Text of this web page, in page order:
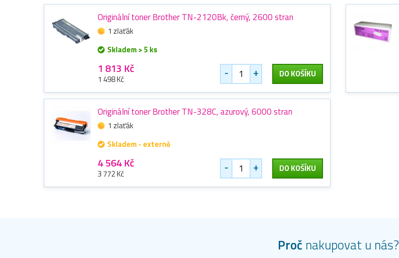
Originální toner Brother TN-2120Bk, černý, 2600 stran
1 zlaťák
Skladem > 5 ks
1 813 Kč
1 498 Kč - + DO KOŠÍKU
Originální toner Brother TN-328C, azurový, 6000 stran
1 zlaťák
Skladem - externě
4 564 Kč
3 772 Kč - + DO KOŠÍKU
Proč nakupovat u nás?